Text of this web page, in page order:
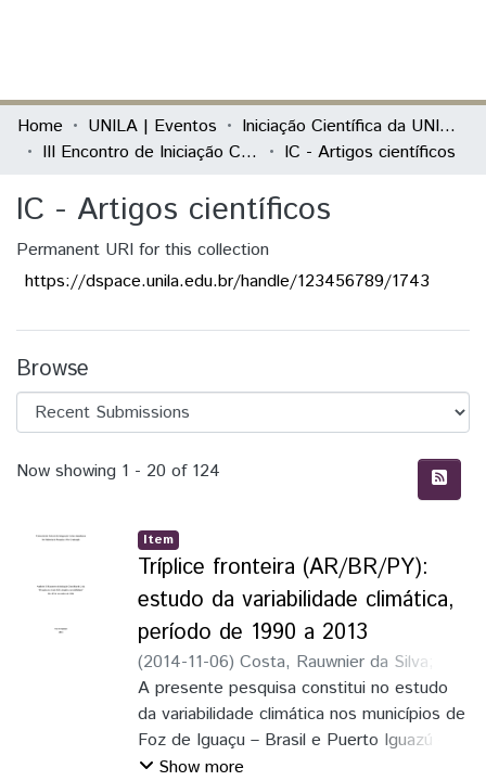
Communities & Collections
All of DSpace
Statistics
Home UNILA | Eventos
Iniciação Científica da UNILA (IC)
III Encontro de Iniciação Científica da Unila “Pesquisa no século XXI: desafios e possibilidades”
IC - Artigos científicos
IC - Artigos científicos
Permanent URI for this collection
https://dspace.unila.edu.br/handle/123456789/1743
Browse
Recent Submissions
Now showing 1 - 20 of 124
Item
Tríplice fronteira (AR/BR/PY):
estudo da variabilidade climática,
período de 1990 a 2013
(2014-11-06) Costa, Rauwnier da Silva
Scheer, Marcia Aparecida Procopio da Silva
A presente pesquisa constitui no estudo
da variabilidade climática nos municípios de
Foz de Iguaçu – Brasil e Puerto Iguazú –
Argentina, sobre a abordagem
Show more